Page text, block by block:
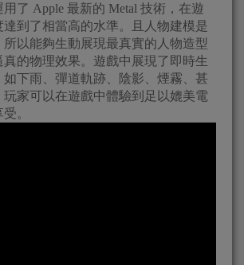
用了 Apple 最新的 Metal 技術，在遊
達到了相當高的水準。且人物建模是
所以能夠生動展現最真實的人物造型
的物理效果。遊戲中展現了即時生
如下雨、彈道軌跡、陰影、煙霧、甚
玩家可以在遊戲中體驗到足以媲美電
。